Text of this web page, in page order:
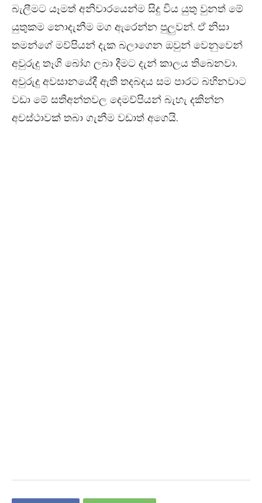
බැලීමට යෑමත් අනිවාරයෙන්ම සිදු විය යුතු වුනත් මේ
යුතුකම නොදැනීම මග ඇරෙන්න පුලුවන්. ඒ නිසා
තමන්ගේ මව්පියන් දැක බලාගෙන ඔවුන් වෙනුවෙන්
අවුරුදු තෑගි බෝග ලබා දීමට දැන් කාලය තිබෙනවා.
අවුරුදු අවසානයේදී ඇති තදබදය සම පාරට බහිනවාට
වඩා මේ සතිඅන්තවල දෙමව්පියන් බැහැ දකින්න
අවස්ථාවක් තබා ගැනීම වඩාත් අගෙයි.